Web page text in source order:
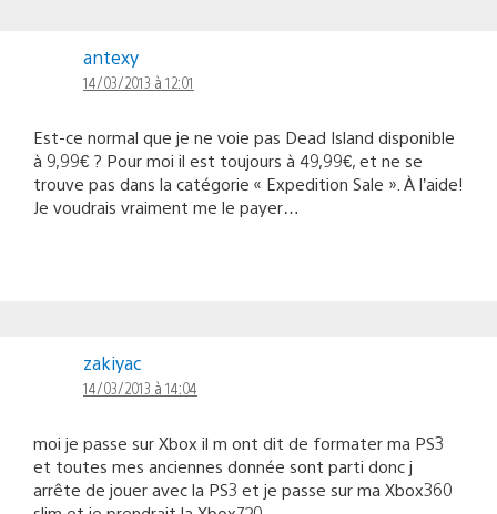
antexy
14/03/2013 à 12:01
Est-ce normal que je ne voie pas Dead Island disponible
à 9,99€ ? Pour moi il est toujours à 49,99€, et ne se
trouve pas dans la catégorie « Expedition Sale ». À l’aide!
Je voudrais vraiment me le payer…
zakiyac
14/03/2013 à 14:04
moi je passe sur Xbox il m ont dit de formater ma PS3
et toutes mes anciennes donnée sont parti donc j
arrête de jouer avec la PS3 et je passe sur ma Xbox360